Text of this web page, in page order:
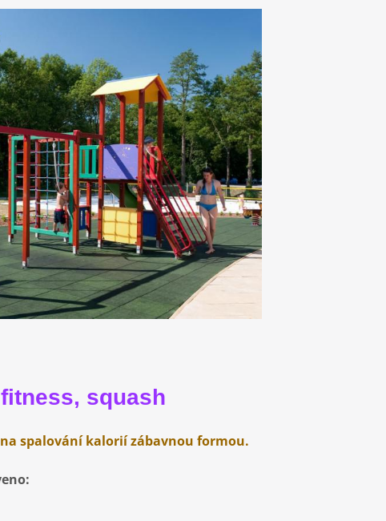
squash
spalování kalorií zábavnou formou.